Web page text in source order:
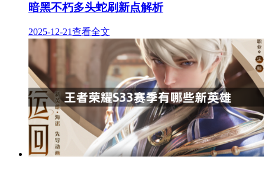
暗黑不朽多头蛇刷新点解析
2025-12-21查看全文